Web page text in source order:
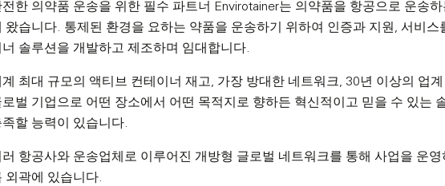
전한 의약품 운송을 위한 필수 파트너 Envirotainer는 의약품을 항공으로 운송
왔습니다. 통제된 환경을 요하는 약품을 운송하기 위하여 인증과 지원, 서비스
너 솔루션을 개발하고 제조하며 임대합니다.
계 최대 규모의 액티브 컨테이너 재고, 가장 방대한 네트워크, 30년 이상의 업
로벌 기업으로 어떤 장소에서 어떤 목적지로 향하든 혁신적이고 믿을 수 있는
족할 능력이 있습니다.
러 항공사와 운송업체로 이루어진 개방형 글로벌 네트워크를 통해 사업을 운
외곽에 있습니다.